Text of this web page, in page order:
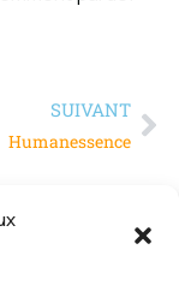
SUIVANT
Humanessence